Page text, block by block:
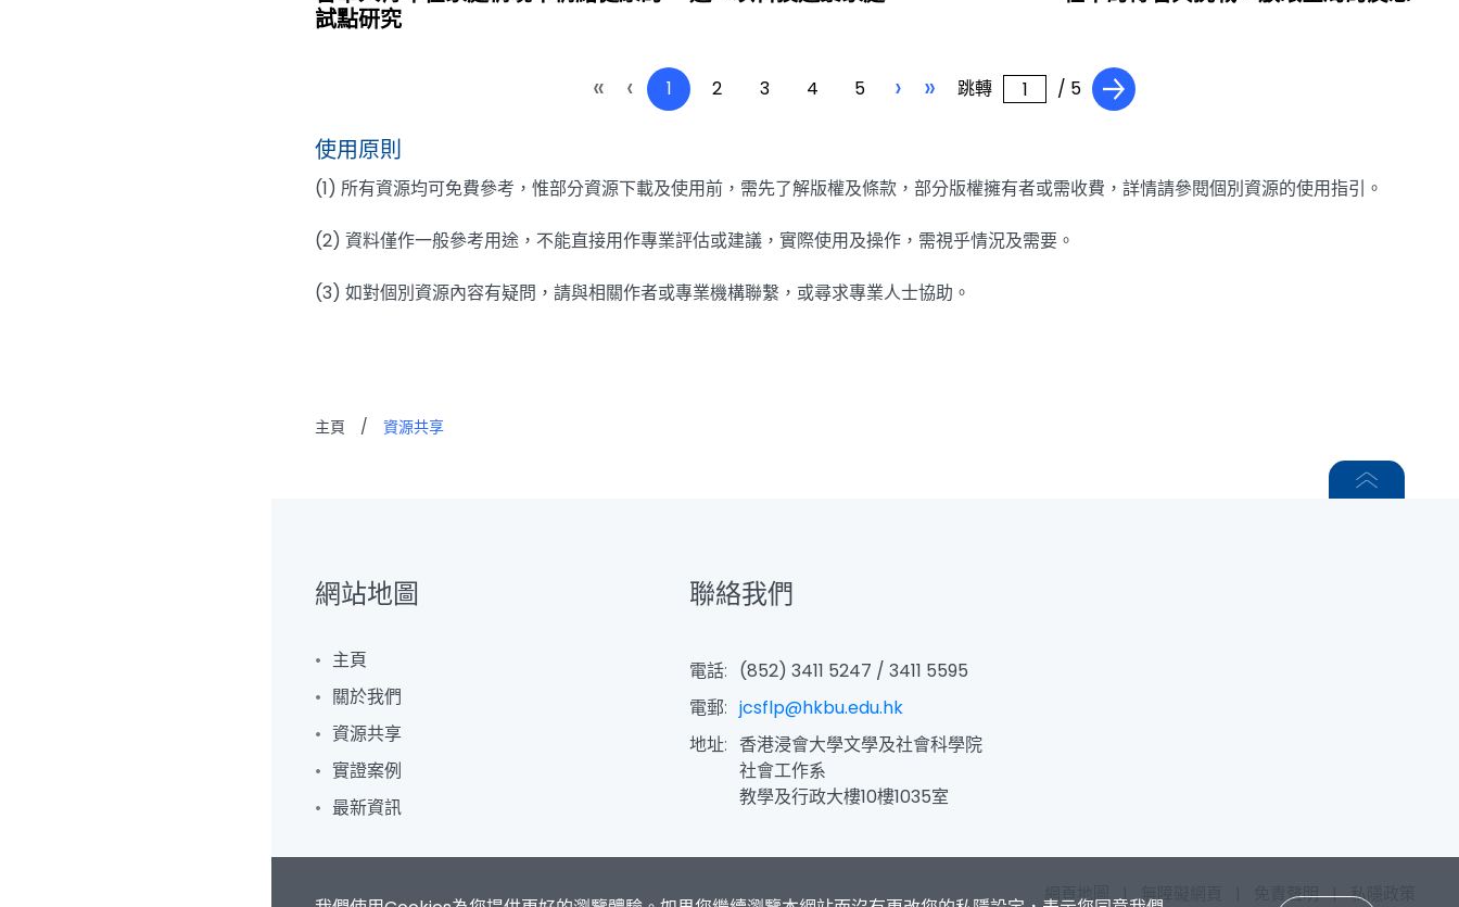
試點研究
« ‹ 1 2 3 4 5 › » 跳轉 / 5
使用原則
(1) 所有資源均可免費參考，惟部分資源下載及使用前，需先了解版權及條款，部分版權擁有者或需收費，詳情請參閱個別資源的使用指引。
(2) 資料僅作一般參考用途，不能直接用作專業評估或建議，實際使用及操作，需視乎情況及需要。
(3) 如對個別資源內容有疑問，請與相關作者或專業機構聯繫，或尋求專業人士協助。
主頁 / 資源共享
網站地圖
主頁
關於我們
資源共享
實證案例
最新資訊
聯絡我們
電話: (852) 3411 5247 / 3411 5595
電郵: jcsflp@hkbu.edu.hk
地址: 香港浸會大學文學及社會科學院
社會工作系
教學及行政大樓10樓1035室
網頁地圖|無障礙網頁 免責聲明|私隱政策